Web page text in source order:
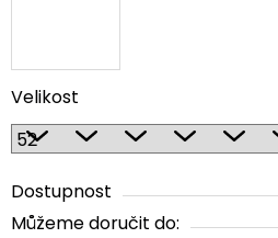
Velikost
Dostupnost
Můžeme doručit do: